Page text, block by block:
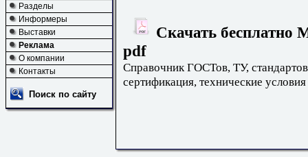
Разделы
Информеры
Выставки
Реклама
О компании
Контакты
Поиск по сайту
Скачать бесплатно
pdf
Справочник ГОСТов, ТУ,
сертификация, технические условия